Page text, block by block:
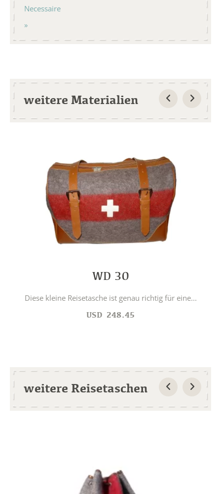
Necessaire
weitere Materialien
WD 30
Diese kleine Reisetasche ist genau richtig für eine...
USD 248.45
weitere Reisetaschen